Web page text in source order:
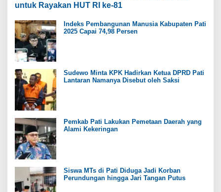
untuk Rayakan HUT RI ke-81
Indeks Pembangunan Manusia Kabupaten Pati
2025 Capai 74,98 Persen
Sudewo Minta KPK Hadirkan Ketua DPRD Pati
Lantaran Namanya Disebut oleh Saksi
Pemkab Pati Lakukan Pemetaan Daerah yang
Alami Kekeringan
Siswa MTs di Pati Diduga Jadi Korban
Perundungan hingga Jari Tangan Putus